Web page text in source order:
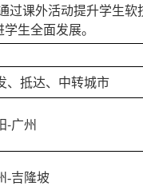
过课外活动提升学生
生全面发展。
、抵达、中转城市
-广州
-吉隆坡